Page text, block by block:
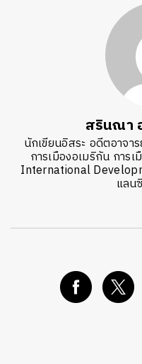
สรินณา
นักเขียนอิสระ อดีตอาจา
การเมืองอเมริกัน การ
International
แลน